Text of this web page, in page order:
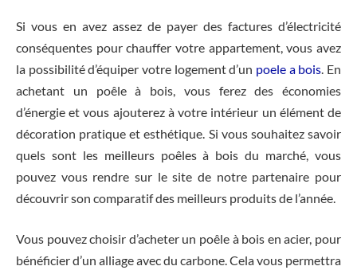
Si vous en avez assez de payer des factures d’électricité
conséquentes pour chauffer votre appartement, vous avez
la possibilité d’équiper votre logement d’un poele a bois . En
achetant un poêle à bois, vous ferez des économies
d’énergie et vous ajouterez à votre intérieur un élément de
décoration pratique et esthétique. Si vous souhaitez savoir
quels sont les meilleurs poêles à bois du marché, vous
pouvez vous rendre sur le site de notre partenaire pour
découvrir son comparatif des meilleurs produits de l’année.
Vous pouvez choisir d’acheter un poêle à bois en acier, pour
bénéficier d’un alliage avec du carbone. Cela vous permettra